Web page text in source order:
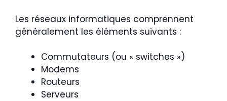
Les réseaux informatiques comprennent
généralement les éléments suivants :
Commutateurs (ou « switches »)
Modems
Routeurs
Serveurs